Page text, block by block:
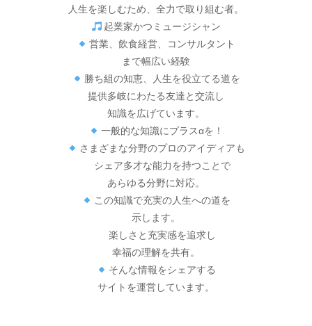
人生を楽しむため、全力で取り組む者。
起業家かつミュージシャン
営業、飲食経営、コンサルタント
まで幅広い経験
勝ち組の知恵、人生を役立てる道を
提供多岐にわたる友達と交流し
知識を広げています。
一般的な知識にプラスαを！
さまざまな分野のプロのアイディアも
シェア多才な能力を持つことで
あらゆる分野に対応。
この知識で充実の人生への道を
示します。
楽しさと充実感を追求し
幸福の理解を共有。
そんな情報をシェアする
サイトを運営しています。